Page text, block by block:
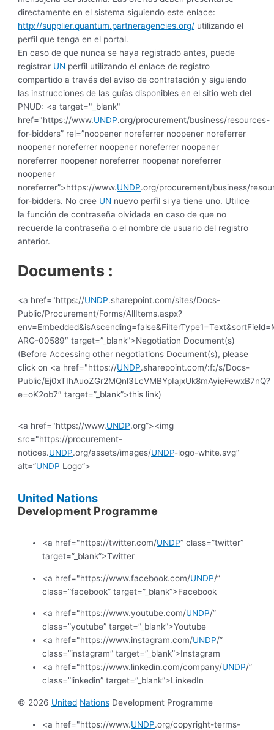
directamente en el sistema siguiendo este enlace:
http://supplier.quantum.partneragencies.org/ utilizando el
perfil que tenga en el portal.
En caso de que nunca se haya registrado antes, puede
registrar UN perfil utilizando el enlace de registro
compartido a través del aviso de contratación y siguiendo
las instrucciones de las guías disponibles en el sitio web del
PNUD: <a target="_blank"
href="https://www.UNDP.org/procurement/business/resources-
for-bidders” rel=”noopener noreferrer noopener noreferrer
noopener noreferrer noopener noreferrer noopener
noreferrer noopener noreferrer noopener noreferrer
noopener
noreferrer”>https://www.UNDP.org/procurement/business/
for-bidders. No cree UN nuevo perfil si ya tiene uno. Utilice
la función de contraseña olvidada en caso de que no
recuerde la contraseña o el nombre de usuario del registro
anterior.
Documents :
<a href="https://UNDP.sharepoint.com/sites/Docs-
Public/Procurement/Forms/AllItems.aspx?
ARG-00589″ target=”_blank”>Negotiation Document(s)
(Before Accessing other negotiations Document(s), please
click on <a href="https://UNDP.sharepoint.com/:f:/s/Docs-
Public/Ej0xTIhAuoZGr2MQnl3LcVMBYpIajxUk8mAyieFewxB7nQ?
e=oK2ob7″ target=”_blank”>this link)
<a href="https://www.UNDP.org”><img
src="https://procurement-
notices.UNDP.org/assets/images/UNDP-logo-white.svg”
alt=”UNDP Logo”>
United Nations
Development Programme
<a href="https://twitter.com/UNDP” class=”twitter”
target=”_blank”>Twitter
<a href="https://www.facebook.com/UNDP/”
class=”facebook” target=”_blank”>Facebook
<a href="https://www.youtube.com/UNDP/”
class=”youtube” target=”_blank”>Youtube
<a href="https://www.instagram.com/UNDP/”
class=”instagram” target=”_blank”>Instagram
<a href="https://www.linkedin.com/company/UNDP/”
class=”linkedin” target=”_blank”>LinkedIn
© 2026 United Nations Development Programme
<a href="https://www.UNDP.org/copyright-terms-